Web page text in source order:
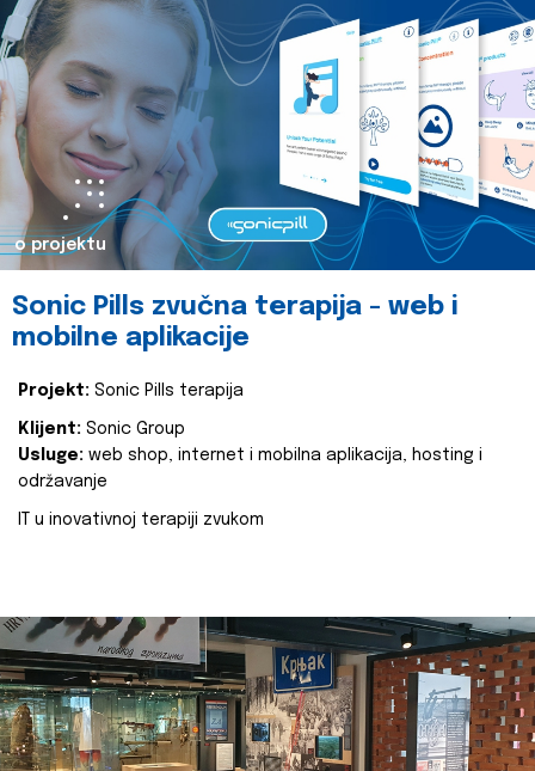
o projektu
Sonic Pills zvučna terapija - web i
mobilne aplikacije
Projekt: Sonic Pills terapija
Klijent: Sonic Group
Usluge: web shop, internet i mobilna aplikacija, hosting i
održavanje
IT u inovativnoj terapiji zvukom